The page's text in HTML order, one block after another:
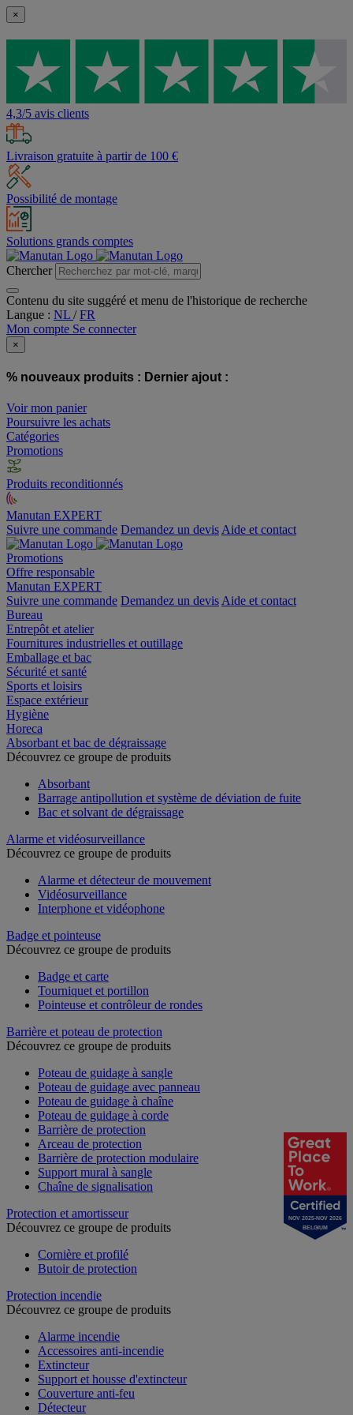
×
4,3/5 avis clients
Livraison gratuite à partir de 100 €
Possibilité de montage
Solutions grands comptes
Chercher
Contenu du site suggéré et menu de l'historique de recherche
Langue : NL /FR
Mon compte Se connecter
×
% nouveaux produits : Dernier ajout :
Voir mon panier
Poursuivre les achats
Catégories
Promotions
Produits reconditionnés
Manutan EXPERT
Suivre une commande Demandez un devis Aide et contact
Promotions
Offre responsable
Manutan EXPERT
Suivre une commande Demandez un devis Aide et contact
Bureau
Entrepôt et atelier
Fournitures industrielles et outillage
Emballage et bac
Sécurité et santé
Sports et loisirs
Espace extérieur
Hygiène
Horeca
Absorbant et bac de dégraissage
Découvrez ce groupe de produits
Absorbant
Barrage antipollution et système de déviation de fuite
Bac et solvant de dégraissage
Alarme et vidéosurveillance
Découvrez ce groupe de produits
Alarme et détecteur de mouvement
Vidéosurveillance
Interphone et vidéophone
Badge et pointeuse
Découvrez ce groupe de produits
Badge et carte
Tourniquet et portillon
Pointeuse et contrôleur de rondes
Barrière et poteau de protection
Découvrez ce groupe de produits
Poteau de guidage à sangle
Poteau de guidage avec panneau
Poteau de guidage à chaîne
Poteau de guidage à corde
Barrière de protection
Arceau de protection
Barrière de protection modulaire
Support mural à sangle
Chaîne de signalisation
Protection et amortisseur
Découvrez ce groupe de produits
Cornière et profilé
Butoir de protection
Protection incendie
Découvrez ce groupe de produits
Alarme incendie
Accessoires anti-incendie
Extincteur
Support et housse d'extincteur
Couverture anti-feu
Détecteur
NOV 2025-NOV 2026
BELGIUM